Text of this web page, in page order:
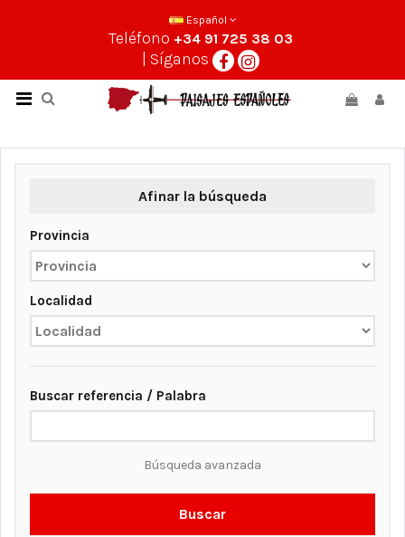
Español
Teléfono +34 91 725 38 03
| Síganos
Afinar la búsqueda
Provincia
Localidad
Buscar referencia / Palabra
Búsqueda avanzada
Buscar